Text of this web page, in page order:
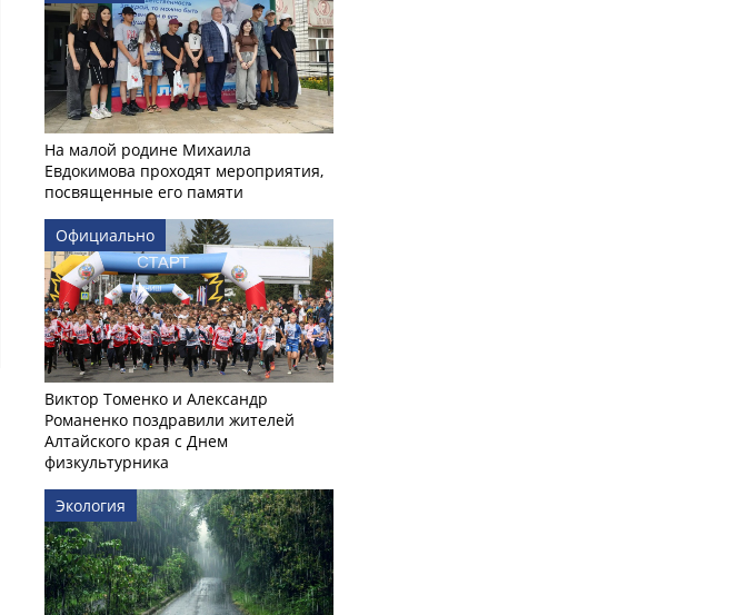
На малой родине Михаила
Евдокимова проходят мероприятия,
посвященные его памяти
Официально
Виктор Томенко и Александр
Романенко поздравили жителей
Алтайского края с Днем
физкультурника
Экология